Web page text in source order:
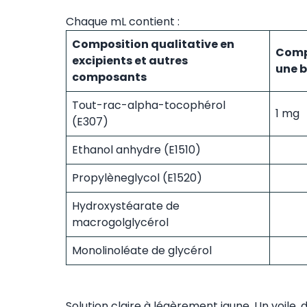
Chaque mL contient :
Composition qualitative en
excipients et autres
composants
une
Tout-rac-alpha-tocophérol
(E307)
1 mg
Ethanol anhydre (E1510)
Propylèneglycol (E1520)
Hydroxystéarate de
macrogolglycérol
Monolinoléate de glycérol